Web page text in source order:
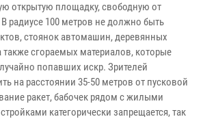
открытую площадку, свободную от
радиусе 100 метров не должно быть
стоянок автомашин, деревянных
также сгораемых материалов, которые
попавших искр. Зрителей
на расстоянии 35-50 метров от пусковой
ракет, бабочек рядом с жилыми
категорически запрещается, так